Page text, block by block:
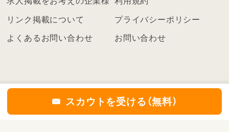
スカウトを受ける（無料）
こ
ち
リンク掲載について プライバシーポリシー
よくあるお問い合わせ お問い合わせ